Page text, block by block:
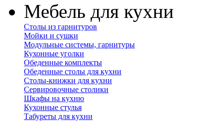
Мебель для кухни
Столы из гарнитуров
Мойки и сушки
Модульные системы, гарнитуры
Кухонные уголки
Обеденные комплекты
Обеденные столы для кухни
Столы-книжки для кухни
Сервировочные столики
Шкафы на кухню
Кухонные стулья
Табуреты для кухни